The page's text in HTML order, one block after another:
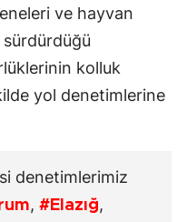
ve hayvan
kolluk
yol denetimlerine
denetimlerimiz
, #Elazığ,